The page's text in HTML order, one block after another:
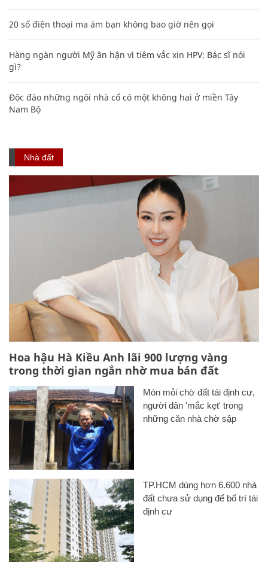
20 số điện thoại ma ám bạn không bao giờ nên gọi
Hàng ngàn người Mỹ ân hận vì tiêm vắc xin HPV: Bác sĩ nói
gì?
Độc đáo những ngôi nhà cổ có một không hai ở miền Tây
Nam Bộ
Nhà đất
Hoa hậu Hà Kiều Anh lãi 900 lượng vàng
trong thời gian ngắn nhờ mua bán đất
Mòn mỏi chờ đất tái định cư,
người dân 'mắc kẹt' trong
những căn nhà chờ sập
TP.HCM dùng hơn 6.600 nhà
đất chưa sử dụng để bố trí tái
định cư